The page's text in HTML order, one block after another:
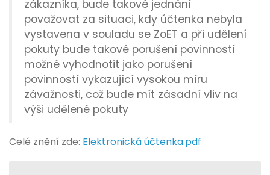
zákazníka, bude takové jednání
považovat za situaci, kdy účtenka nebyla
vystavena v souladu se ZoET a při udělení
pokuty bude takové porušení povinností
možné vyhodnotit jako porušení
povinností vykazující vysokou míru
závažnosti, což bude mít zásadní vliv na
výši udělené pokuty
Celé znění zde: Elektronická účtenka.pdf